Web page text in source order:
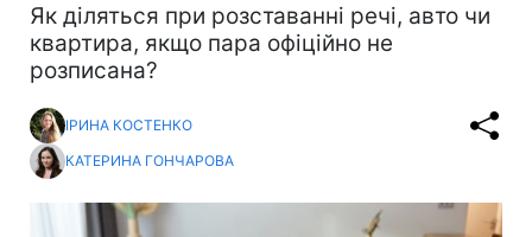
Як діляться при розставанні речі, авто чи
квартира, якщо пара офіційно не
розписана?
ІРИНА КОСТЕНКО
КАТЕРИНА ГОНЧАРОВА